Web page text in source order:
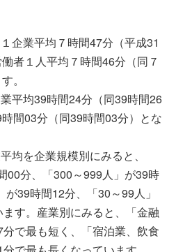
企業平均７時間47分（平成31
者１人平均７時間46分（同７
。
平均39時間24分（同39時間26
間03分（同39時間03分）とな
均を企業規模別にみると、
00分、「300～999人」が39時
39時間12分、「30～99人」
す。産業別にみると、「金融
で最も短く、「宿泊業、飲食